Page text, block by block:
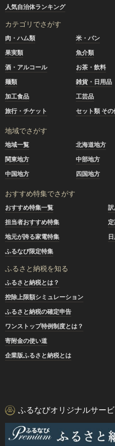
人気自治体ランキング
カテゴリでさがす
肉・ハム類 米・パン
果実類
魚介類
酒・アルコール
お茶・飲料
麺類
雑貨・日用品
加工食品
工芸品
旅行・チケット
セット類 その
地域でさがす
地域一覧 北海道地方
関東地方
中部地方
中国地方
四国地方
おすすめ特集でさがす
おすすめ特集一覧
担当者おすすめ特集
地元が誇る家電特集
ふるなび限定特集
ふるさと納税を知る
ふるさと納税とは？
控除上限額シミュレーション
ふるさと納税の確定申告
ワンストップ特例制度とは？
寄附金の使い道
企業版ふるさと納税とは
ふるなびオリジナルサー